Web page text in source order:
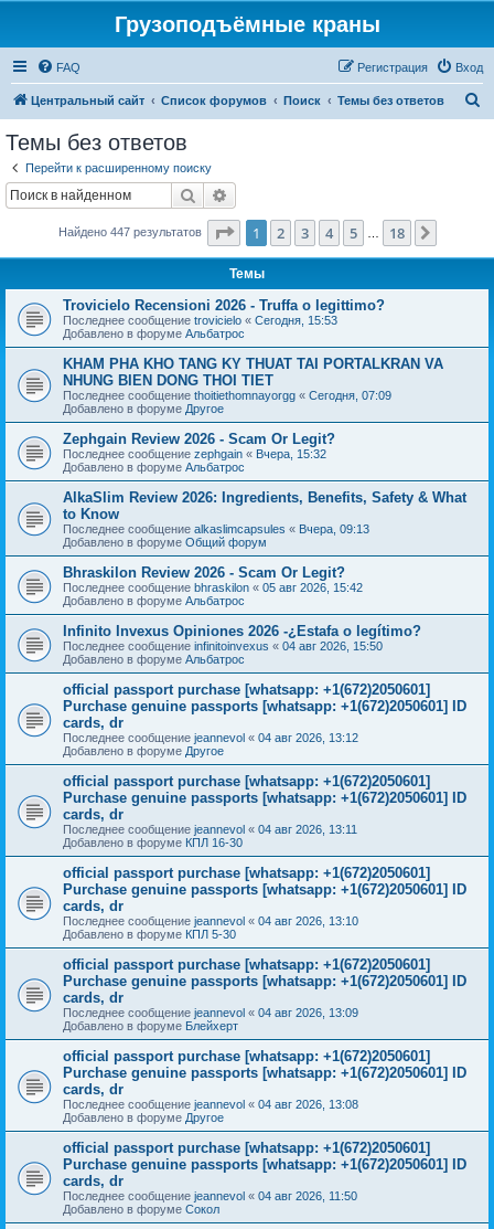
Грузоподъёмные краны
FAQ Вход
Регистрация
Центральный сайт Список форумов Поиск Темы без ответов
Темы без ответов
Перейти к расширенному поиску
Поиск
Найдено 447 результатов Страница из 18
1 2 3 4 5 18
Темы
Trovicielo Recensioni 2026 - Truffa o legittimo?
Последнее сообщение trovicielo « Сегодня, 15:53
Добавлено в форуме Альбатрос
KHAM PHA KHO TANG KY THUAT TAI PORTALKRAN VA
NHUNG BIEN DONG THOI TIET
Последнее сообщение thoitiethomnayorgg « Сегодня, 07:09
Добавлено в форуме Другое
Zephgain Review 2026 - Scam Or Legit?
Последнее сообщение zephgain « Вчера, 15:32
Добавлено в форуме Альбатрос
AlkaSlim Review 2026: Ingredients, Benefits, Safety & What
to Know
Последнее сообщение alkaslimcapsules « Вчера, 09:13
Добавлено в форуме Общий форум
Bhraskilon Review 2026 - Scam Or Legit?
Последнее сообщение bhraskilon « 05 авг 2026, 15:42
Добавлено в форуме Альбатрос
Infinito Invexus Opiniones 2026 -¿Estafa o legítimo?
Последнее сообщение infinitoinvexus « 04 авг 2026, 15:50
Добавлено в форуме Альбатрос
official passport purchase [whatsapp: +1(672)2050601]
Purchase genuine passports [whatsapp: +1(672)2050601] ID
cards, dr
Последнее сообщение jeannevol « 04 авг 2026, 13:12
Добавлено в форуме Другое
official passport purchase [whatsapp: +1(672)2050601]
Purchase genuine passports [whatsapp: +1(672)2050601] ID
cards, dr
Последнее сообщение jeannevol « 04 авг 2026, 13:11
Добавлено в форуме КПЛ 16-30
official passport purchase [whatsapp: +1(672)2050601]
Purchase genuine passports [whatsapp: +1(672)2050601] ID
cards, dr
Последнее сообщение jeannevol « 04 авг 2026, 13:10
Добавлено в форуме КПЛ 5-30
official passport purchase [whatsapp: +1(672)2050601]
Purchase genuine passports [whatsapp: +1(672)2050601] ID
cards, dr
Последнее сообщение jeannevol « 04 авг 2026, 13:09
Добавлено в форуме Блейхерт
official passport purchase [whatsapp: +1(672)2050601]
Purchase genuine passports [whatsapp: +1(672)2050601] ID
cards, dr
Последнее сообщение jeannevol « 04 авг 2026, 13:08
Добавлено в форуме Другое
official passport purchase [whatsapp: +1(672)2050601]
Purchase genuine passports [whatsapp: +1(672)2050601] ID
cards, dr
Последнее сообщение jeannevol « 04 авг 2026, 11:50
Добавлено в форуме Сокол